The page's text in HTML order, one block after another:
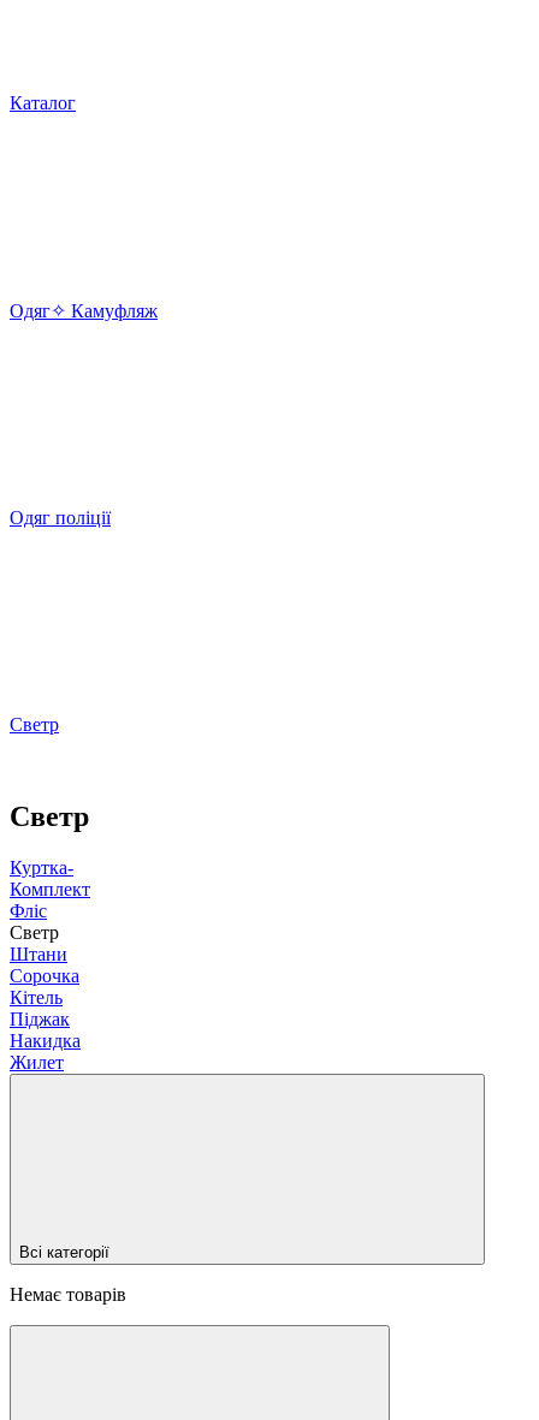
Каталог
Одяг✧ Камуфляж
Одяг поліції
Светр
Светр
Куртка-
Комплект
Фліс
Светр
Штани
Сорочка
Кітель
Піджак
Накидка
Жилет
Всі категорії
Немає товарів